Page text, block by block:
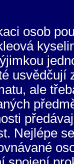
osob
usvědčují
ale
Nejlépe